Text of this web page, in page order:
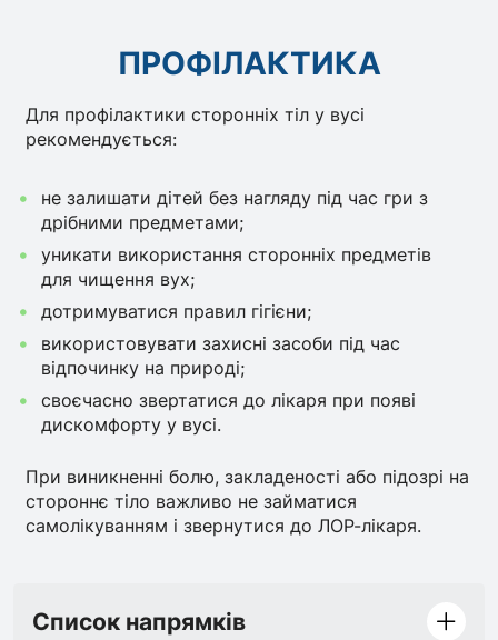
ПРОФІЛАКТИКА
Для профілактики сторонніх тіл у вусі
рекомендується:
не залишати дітей без нагляду під час гри з
дрібними предметами;
уникати використання сторонніх предметів
для чищення вух;
дотримуватися правил гігієни;
використовувати захисні засоби під час
відпочинку на природі;
своєчасно звертатися до лікаря при появі
дискомфорту у вусі.
При виникненні болю, закладеності або підозрі на
стороннє тіло важливо не займатися
самолікуванням і звернутися до ЛОР-лікаря.
Список напрямків